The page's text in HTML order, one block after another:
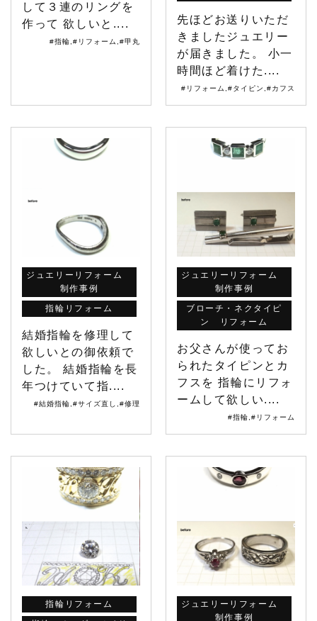
して３連のリングを
作って 欲しいと....
#指輪 #リフォーム #甲丸
先ほどお送りいただ
きましたジュエリー
が届きました。 小一
時間ほど着けた....
#リフォーム #タイピン #カフス
ジュエリーリフォーム
制作事例
指輪リフォーム
結婚指輪を修理して
欲しいとの御依頼で
した。 結婚指輪を長
年つけていて指....
#結婚指輪 #サイズ直し #修理
ジュエリーリフォーム
制作事例
ブローチ・ネクタイピ
ン リフォーム
お父さんが使ってお
られたタイピンとカ
フスを 指輪にリフォ
ームして欲しい....
#指輪 #リフォーム
指輪リフォーム
ジュエリーリフォーム
制作事例